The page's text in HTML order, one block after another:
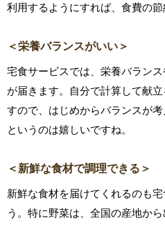
利用するようにすれば、食費の節
＜栄養バランスがいい＞
宅食サービスでは、栄養バラン
が届きます。自分で計算して献
すので、はじめからバランスが
というのは嬉しいですね。
＜新鮮な食材で調理できる＞
新鮮な食材を届けてくれるのも
う。特に野菜は、全国の産地か